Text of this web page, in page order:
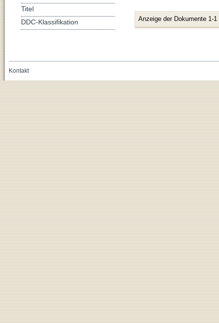
Anzeige der Dokumente 1-1
Titel
DDC-Klassifikation
Kontakt